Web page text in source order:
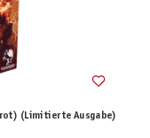
(Limitierte Ausgabe)